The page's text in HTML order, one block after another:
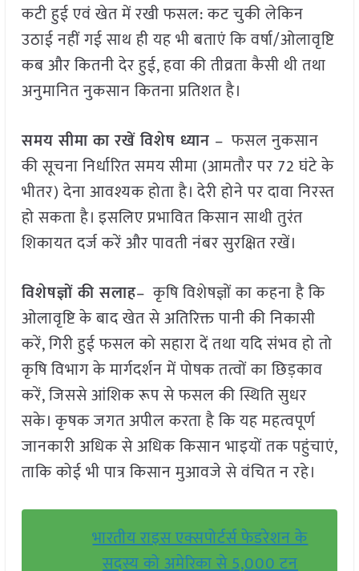
कटी हुई एवं खेत में रखी फसल: कट चुकी लेकिन
उठाई नहीं गई साथ ही यह भी बताएं कि वर्षा/ओलावृष्टि
कब और कितनी देर हुई, हवा की तीव्रता कैसी थी तथा
अनुमानित नुकसान कितना प्रतिशत है।
समय सीमा का रखें विशेष ध्यान – फसल नुकसान
की सूचना निर्धारित समय सीमा (आमतौर पर 72 घंटे के
भीतर) देना आवश्यक होता है। देरी होने पर दावा निरस्त
हो सकता है। इसलिए प्रभावित किसान साथी तुरंत
शिकायत दर्ज करें और पावती नंबर सुरक्षित रखें।
विशेषज्ञों की सलाह– कृषि विशेषज्ञों का कहना है कि
ओलावृष्टि के बाद खेत से अतिरिक्त पानी की निकासी
करें, गिरी हुई फसल को सहारा दें तथा यदि संभव हो तो
कृषि विभाग के मार्गदर्शन में पोषक तत्वों का छिड़काव
करें, जिससे आंशिक रूप से फसल की स्थिति सुधर
सके। कृषक जगत अपील करता है कि यह महत्वपूर्ण
जानकारी अधिक से अधिक किसान भाइयों तक पहुंचाएं,
ताकि कोई भी पात्र किसान मुआवजे से वंचित न रहे।
भारतीय राइस एक्सपोर्टर्स फेडरेशन के
सदस्य को अमेरिका से 5,000 टन